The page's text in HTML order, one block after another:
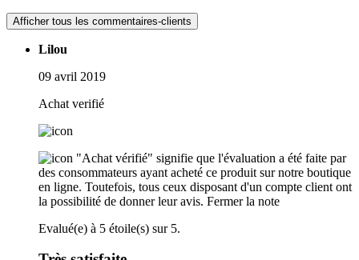
Afficher tous les commentaires-clients
Lilou
09 avril 2019
Achat verifié
"Achat vérifié" signifie que l'évaluation a été faite par
des consommateurs ayant acheté ce produit sur notre boutique
en ligne. Toutefois, tous ceux disposant d'un compte client ont
la possibilité de donner leur avis. Fermer la note
Evalué(e) à 5 étoile(s) sur 5.